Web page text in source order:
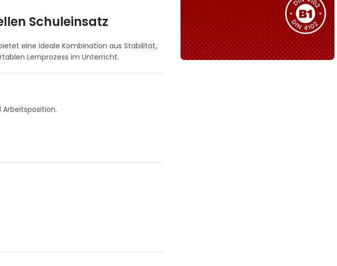
Schuleinsatz
eine ideale Kombination aus Stabilität,
Lernprozess im Unterricht.
Wir helfen Ihnen gerne weiter!